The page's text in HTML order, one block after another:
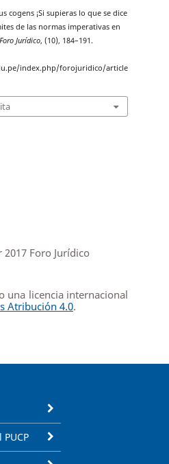
cogens ¡Si supieras lo que se dice
de las normas imperativas en
Foro Jurídico, (10), 184–191.
index.php/forojuridico/article
Foro Jurídico
una licencia internacional
Atribución 4.0.